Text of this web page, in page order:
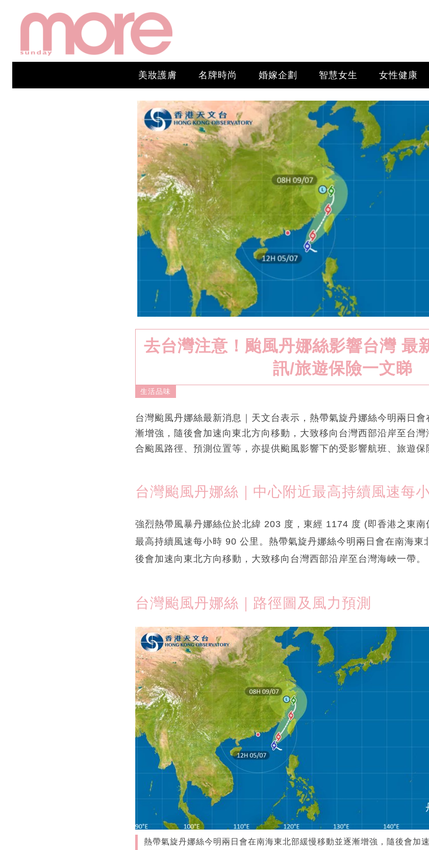
美妝護膚 名牌時尚 婚嫁企劃 智慧女生 女性健康
去台灣注意！颱風丹娜絲影響台灣 最
訊/旅遊保險一文睇
生活品味
台灣颱風丹娜絲最新消息｜天文台表示，熱帶氣旋丹娜絲今明兩日
漸增強，隨後會加速向東北方向移動，大致移向台灣西部沿岸至台
合颱風路徑、預測位置等，亦提供颱風影響下的受影響航班、旅遊保
台灣颱風丹娜絲｜中心附近最高持續風速每
強烈熱帶風暴丹娜絲位於北緯 203 度，東經 1174 度 (即香港之東
最高持續風速每小時 90 公里。熱帶氣旋丹娜絲今明兩日會在南海東
後會加速向東北方向移動，大致移向台灣西部沿岸至台灣海峽一帶。
台灣颱風丹娜絲｜路徑圖及風力預測
熱帶氣旋丹娜絲今明兩日會在南海東北部緩慢移動並逐漸增強，隨後會加